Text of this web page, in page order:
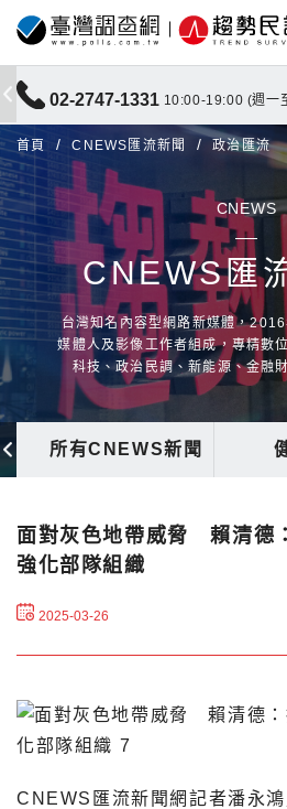
02-2747-1331 10:00-19:00 (週一
首頁 CNEWS匯流新聞 政治匯流
CNEWS
CNEWS匯
台灣知名內容型網路新媒體，
媒體人及影像工作者組成，專精數
科技、政治民調、新能源、金融
所有CNEWS新聞
面對灰色地帶威脅 賴清德
強化部隊組織
2025-03-26
CNEWS匯流新聞網記者潘永